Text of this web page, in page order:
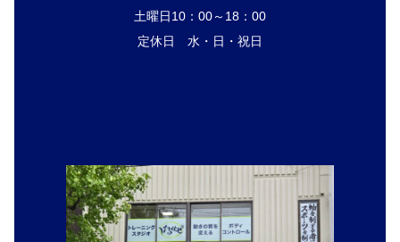
土曜日10：00～18：00
定休日 水・日・祝日